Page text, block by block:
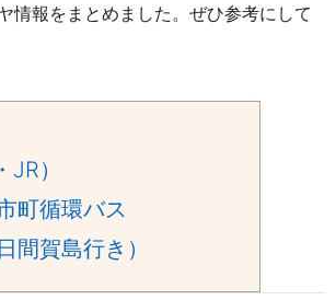
情報をまとめました。 ぜひ参考にして
）
町循環バス
間賀島行き）